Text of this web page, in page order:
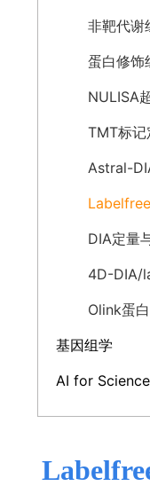
非靶代谢
蛋白修饰
NULISA
TMT标记
Astral-
DIA定量
4D-DIA/
Olink蛋
基因组学
AI for Science